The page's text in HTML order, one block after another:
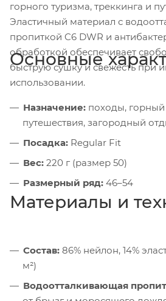
горного туризма, треккинга и
Эластичный материал с
пропиткой C6 DWR и
обработкой обеспечивает
быструю сушку и свежесть при
использовании.
Основные
Назначение: походы, горный
путешествия, загородный
Посадка: Regular Fit
Вес: 220 г (размер 50)
Размерный ряд: 46–54
Материалы и
Состав: 86% нейлон, 14%
м²)
Водоотталкивающая